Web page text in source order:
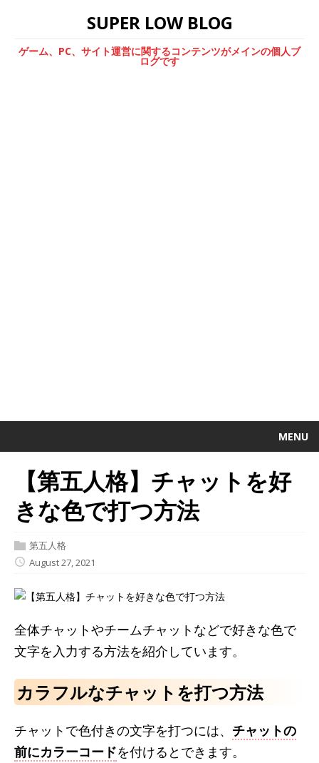
SUPER LOW BLOG
ゲーム、PC、サイト運営に関するコンテンツがメインの個人ブ
ログです
MENU
【第五人格】チャットを好
きな色で打つ方法
第五人格
August 27, 2021
全体チャットやチームチャットなどで好きな色で
文字を入力する方法を紹介しています。
カラフルなチャットを打つ方法
チャットで色付きの文字を打つには、 チャットの
前にカラーコードを付けるとできます。